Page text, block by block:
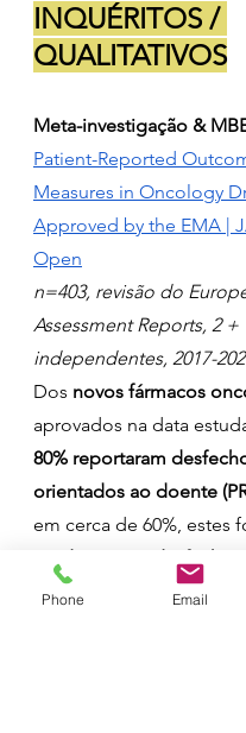
INQUÉRITOS /
QUALITATIVOS
Meta-investigação &
Patient-Reported
Measures in Oncology
Approved by the EMA |
Open
n=403, revisão do
Assessment Reports, 2 +
independentes, 2017-
Dos novos fármacos
aprovados na data
80% reportaram
orientados ao doente
em cerca de 60%, estes
usados como desfecho
Nada de novo, mas
Phone Email